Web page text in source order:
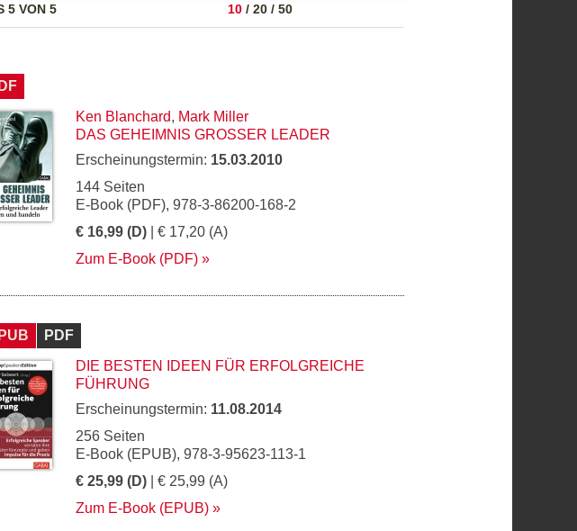
5 VON 5 10 / 20 / 50
Ken Blanchard, Mark Miller
DAS GEHEIMNIS GROSSER LEADER
Erscheinungstermin: 15.03.2010
144 Seiten
E-Book (PDF), 978-3-86200-168-2
€ 16,99 (D) | € 17,20 (A)
Zum E-Book (PDF)
PDF
DIE BESTEN IDEEN FÜR ERFOLGREICHE
FÜHRUNG
Erscheinungstermin: 11.08.2014
256 Seiten
E-Book (EPUB), 978-3-95623-113-1
€ 25,99 (D) | € 25,99 (A)
Zum E-Book (EPUB)
Benutzer-Session verwendet HTTP